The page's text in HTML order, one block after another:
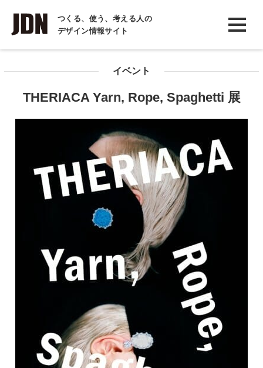
つくる、使う、考える人の
デザイン情報サイト
INTERVIEW
インタビュー
イベント
THERIACA Yarn, Rope, Spaghetti 展